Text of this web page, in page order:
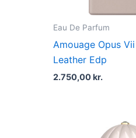
Eau De Parfum
Amouage Opus
Leather Edp
2.750,00kr.